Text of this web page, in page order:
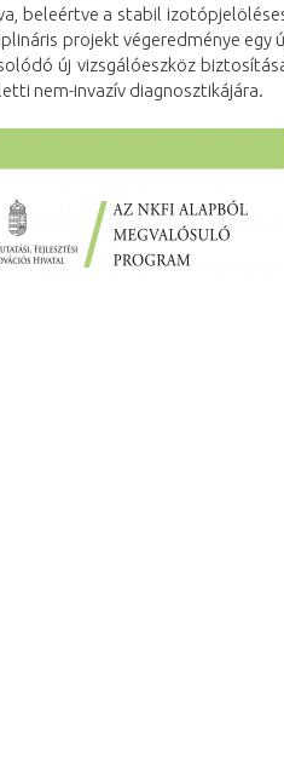
beleértve a stabil
projekt végeredménye egy
új vizsgálóeszköz
nem-invazív diagnosztikájára.